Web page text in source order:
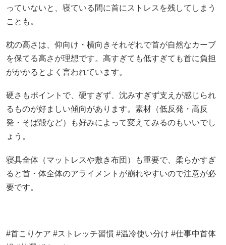
っていないと、寝ている間に首にストレスを残してしまう
ことも。
枕の高さは、仰向け・横向きそれぞれで首が自然なカーブ
を保てる高さが理想です。高すぎても低すぎても首に負担
がかかるとよく言われています。
硬さもポイントで、硬すぎず、沈みすぎず支えが感じられ
るものが好ましい傾向があります。素材（低反発・高反
発・そば殻など）も好みによって変えてみるのもいいでし
ょう。
寝具全体（マットレスや敷き布団）も重要で、柔らかすぎ
ると首・体全体のアライメントが崩れやすいので注意が必
要です。
#首こりケア #ストレッチ習慣 #温冷使い分け #仕事中首体